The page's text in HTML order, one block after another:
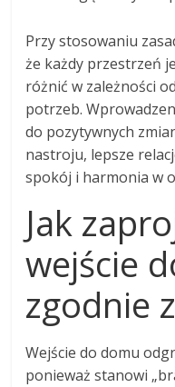
Przy stosowaniu
że każdy przestrzeń
różnić w zależności
potrzeb.
do pozytywnych
nastroju, lepsze
spokój i harmonia w
Jak
wejście
zgodnie
Wejście do domu
ponieważ stanowi